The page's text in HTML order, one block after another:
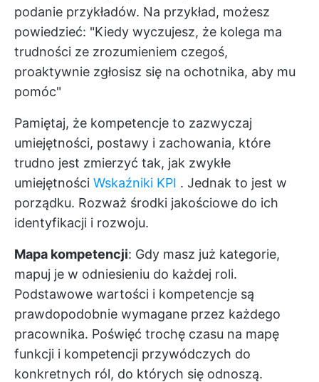
podanie przykładów. Na przykład, możesz
powiedzieć: "Kiedy wyczujesz, że kolega ma
trudności ze zrozumieniem czegoś,
proaktywnie zgłosisz się na ochotnika, aby mu
pomóc"
Pamiętaj, że kompetencje to zazwyczaj
umiejętności, postawy i zachowania, które
trudno jest zmierzyć tak, jak zwykłe
umiejętności Wskaźniki KPI . Jednak to jest w
porządku. Rozważ środki jakościowe do ich
identyfikacji i rozwoju.
Mapa kompetencji: Gdy masz już kategorie,
mapuj je w odniesieniu do każdej roli.
Podstawowe wartości i kompetencje są
prawdopodobnie wymagane przez każdego
pracownika. Poświęć trochę czasu na mapę
funkcji i kompetencji przywódczych do
konkretnych ról, do których się odnoszą.